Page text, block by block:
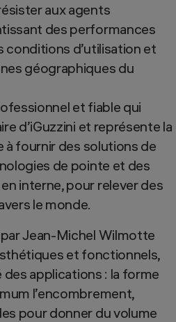
aux agents
des performances
conditions d’utilisation et
géographiques du
et fiable qui
d’iGuzzini et représente la
à fournir des solutions de
de pointe et des
interne, pour relever des
le monde.
Jean-Michel Wilmotte
et fonctionnels,
des applications : la forme
l’encombrement,
pour donner du volume